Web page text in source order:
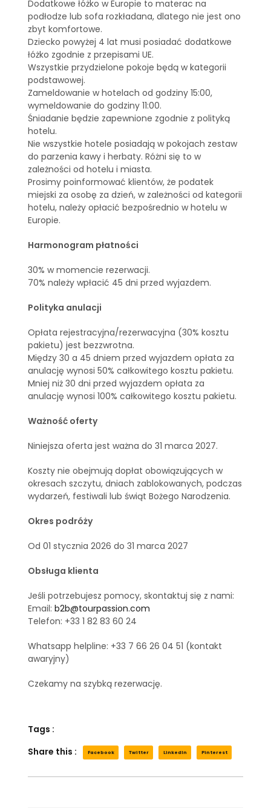
Dodatkowe łóżko w Europie to materac na
podłodze lub sofa rozkładana, dlatego nie jest ono
zbyt komfortowe.
Dziecko powyżej 4 lat musi posiadać dodatkowe
łóżko zgodnie z przepisami UE.
Wszystkie przydzielone pokoje będą w kategorii
podstawowej.
Zameldowanie w hotelach od godziny 15:00,
wymeldowanie do godziny 11:00.
Śniadanie będzie zapewnione zgodnie z polityką
hotelu.
Nie wszystkie hotele posiadają w pokojach zestaw
do parzenia kawy i herbaty. Różni się to w
zależności od hotelu i miasta.
Prosimy poinformować klientów, że podatek
miejski za osobę za dzień, w zależności od kategorii
hotelu, należy opłacić bezpośrednio w hotelu w
Europie.
Harmonogram płatności
30% w momencie rezerwacji.
70% należy wpłacić 45 dni przed wyjazdem.
Polityka anulacji
Opłata rejestracyjna/rezerwacyjna (30% kosztu
pakietu) jest bezzwrotna.
Między 30 a 45 dniem przed wyjazdem opłata za
anulację wynosi 50% całkowitego kosztu pakietu.
Mniej niż 30 dni przed wyjazdem opłata za
anulację wynosi 100% całkowitego kosztu pakietu.
Ważność oferty
Niniejsza oferta jest ważna do 31 marca 2027.
Koszty nie obejmują dopłat obowiązujących w
okresach szczytu, dniach zablokowanych, podczas
wydarzeń, festiwali lub świąt Bożego Narodzenia.
Okres podróży
Od 01 stycznia 2026 do 31 marca 2027
Obsługa klienta
Jeśli potrzebujesz pomocy, skontaktuj się z nami:
Email:b2b@tourpassion.com
Telefon: +33 1 82 83 60 24
Whatsapp helpline: +33 7 66 26 04 51 (kontakt
awaryjny)
Czekamy na szybką rezerwację.
Tags :
Share this :
Facebook Twitter LinkedIn Pinterest